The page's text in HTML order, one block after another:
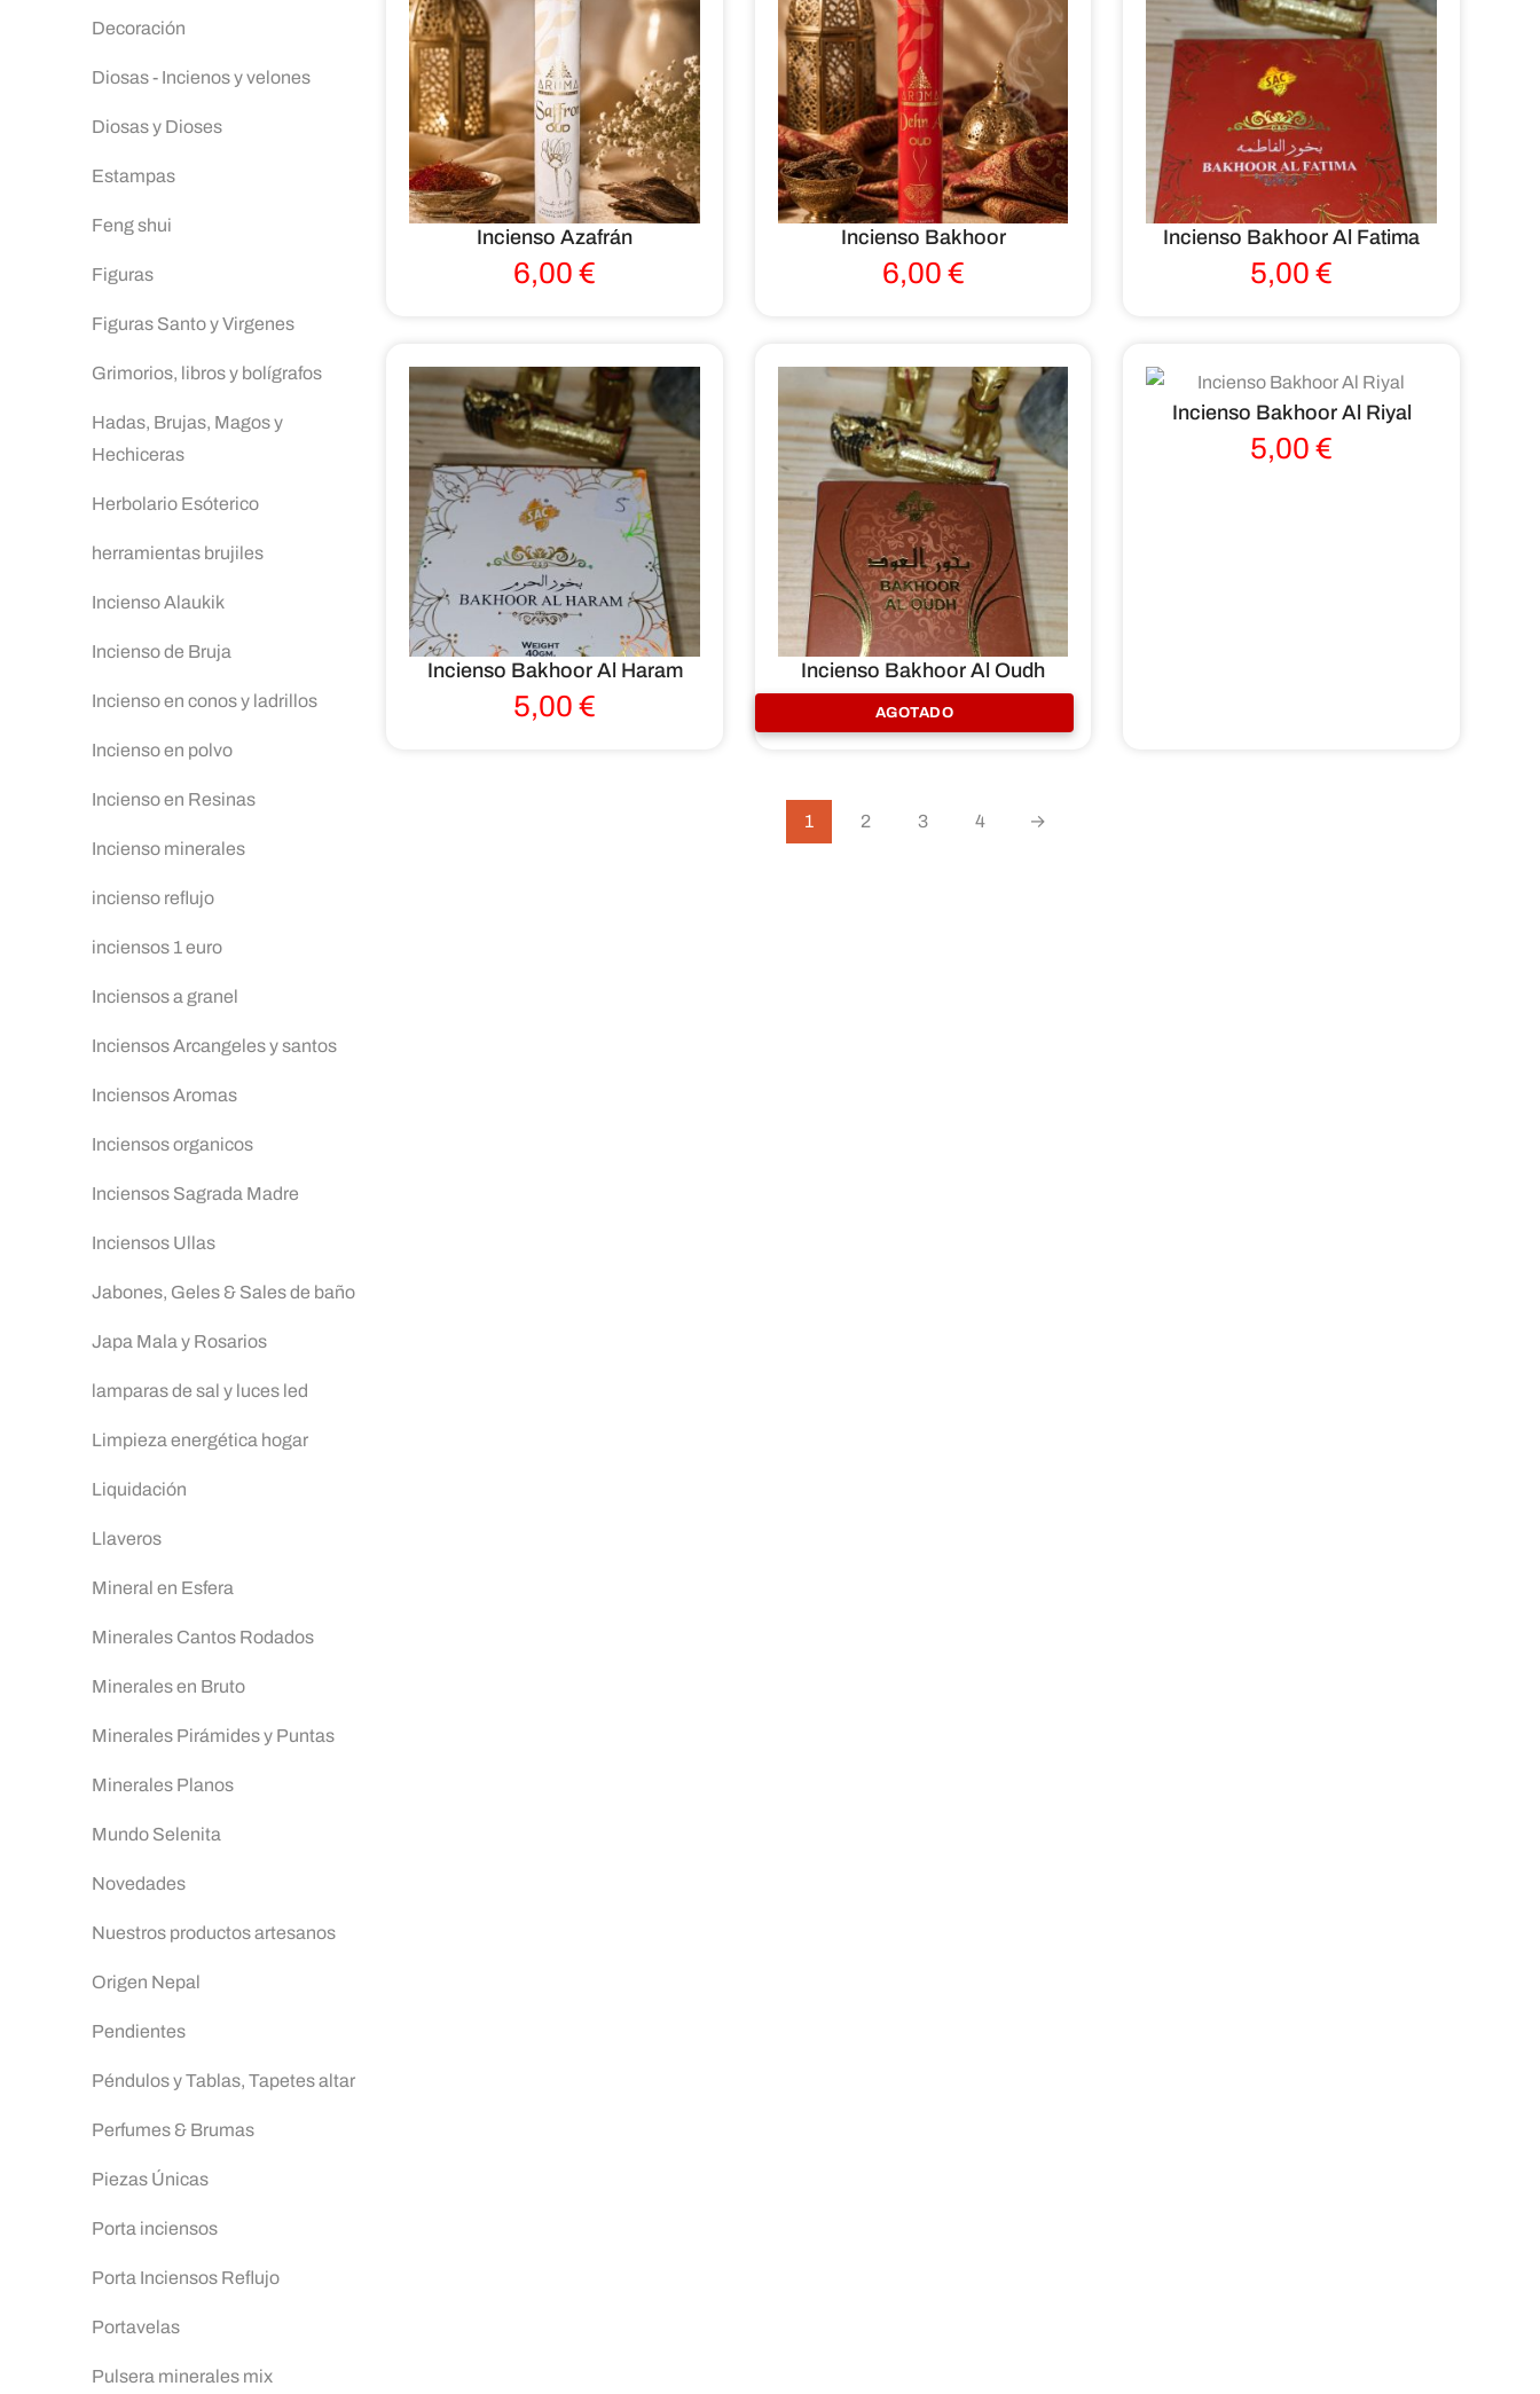
Decoración
Diosas - Incienos y velones
Diosas y Dioses
Estampas
Feng shui
Figuras
Figuras Santo y Virgenes
Grimorios, libros y bolígrafos
Hadas, Brujas, Magos y
Hechiceras
Herbolario Esóterico
herramientas brujiles
Incienso Alaukik
Incienso de Bruja
Incienso en conos y ladrillos
Incienso en polvo
Incienso en Resinas
Incienso minerales
incienso reflujo
inciensos 1 euro
Inciensos a granel
Inciensos Arcangeles y santos
Inciensos Aromas
Inciensos organicos
Inciensos Sagrada Madre
Inciensos Ullas
Jabones, Geles & Sales de baño
Japa Mala y Rosarios
lamparas de sal y luces led
Limpieza energética hogar
Liquidación
Llaveros
Mineral en Esfera
Minerales Cantos Rodados
Minerales en Bruto
Minerales Pirámides y Puntas
Minerales Planos
Mundo Selenita
Novedades
Nuestros productos artesanos
Origen Nepal
Pendientes
Péndulos y Tablas, Tapetes altar
Perfumes & Brumas
Piezas Únicas
Porta inciensos
Porta Inciensos Reflujo
Portavelas
Pulsera minerales mix
Incienso Azafrán
6,00€
Incienso Bakhoor
6,00 €
Incienso Bakhoor Al Fatima
5,00€
Incienso Bakhoor Al Haram
5,00€ AGOTADO
Incienso Bakhoor Al Oudh
5,00€
Incienso Bakhoor Al Riyal
5,00€
1 2 3 4 →